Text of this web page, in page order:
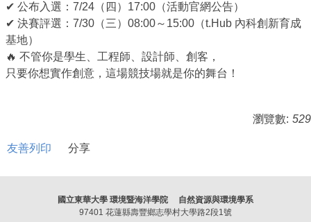
✔ 公布入選：7/24（四）17:00（活動官網公告）
✔ 決賽評選：7/30（三）08:00～15:00（t.Hub 內科創新育成
基地）
🔥 不管你是學生、工程師、設計師、創客，
只要你想實作創意，這場競技場就是你的舞台！
瀏覽數: 529
友善列印 分享
國立東華大學 環境暨海洋學院 自然資源與環境學系
97401 花蓮縣壽豐鄉志學村大學路2段1號